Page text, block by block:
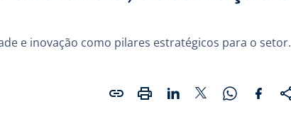
e inovação como pilares estratégicos para o setor.